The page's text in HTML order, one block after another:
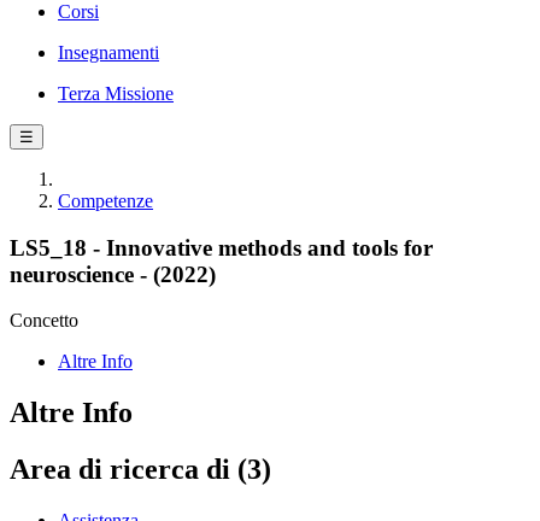
Corsi
Insegnamenti
Terza Missione
☰
Competenze
LS5_18 - Innovative methods and tools for
neuroscience - (2022)
Concetto
Altre Info
Altre Info
Area di ricerca di (3)